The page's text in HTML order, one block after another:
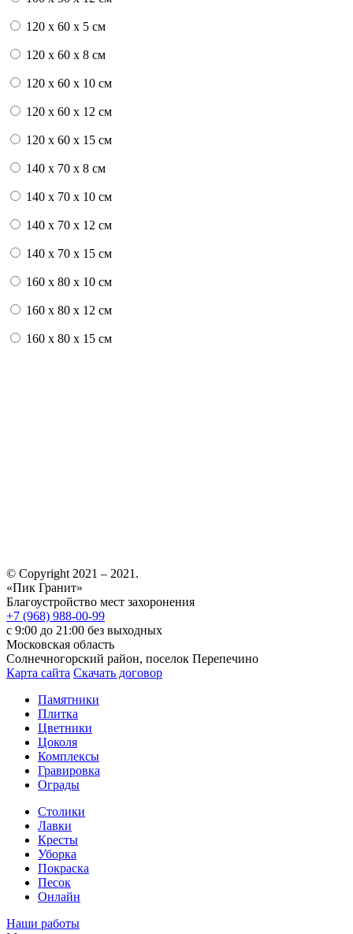
120 x 60 x 5 см
120 x 60 x 8 см
120 x 60 x 10 см
120 x 60 x 12 см
120 x 60 x 15 см
140 x 70 x 8 см
140 x 70 x 10 см
140 x 70 x 12 см
140 x 70 x 15 см
160 x 80 x 10 см
160 x 80 x 12 см
160 x 80 x 15 см
© Copyright 2021 – 2021.
«Пик Гранит»
Благоустройство мест захоронения
+7 (968) 988-00-99
с 9:00 до 21:00 без выходных
Московская область
Солнечногорский район, поселок Перепечино
Карта сайта Скачать договор
Памятники
Плитка
Цветники
Цоколя
Комплексы
Гравировка
Ограды
Столики
Лавки
Кресты
Уборка
Покраска
Песок
Онлайн
Наши работы